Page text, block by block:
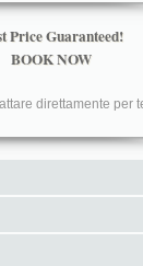
Price Guaranteed!
BOOK NOW
direttamente per